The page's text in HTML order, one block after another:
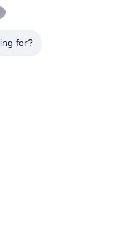
μέτρησης
for?